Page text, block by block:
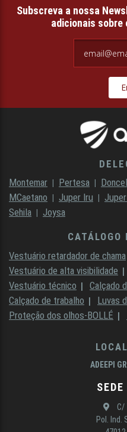
Subscreva a nossa
adicionais sobre
Montemar
Pertesa Doncel
MCaetano
Juper Iru
Sehila
Joysa
CATÁLOGO
Vestuário retardador de chama
Vestuário de alta visibilidade
Vestuário técnico
Calçado
Calçado de trabalho
Luvas
Proteção dos olhos-BOLLÉ
ADEEPI
C/
Pol. Ind.